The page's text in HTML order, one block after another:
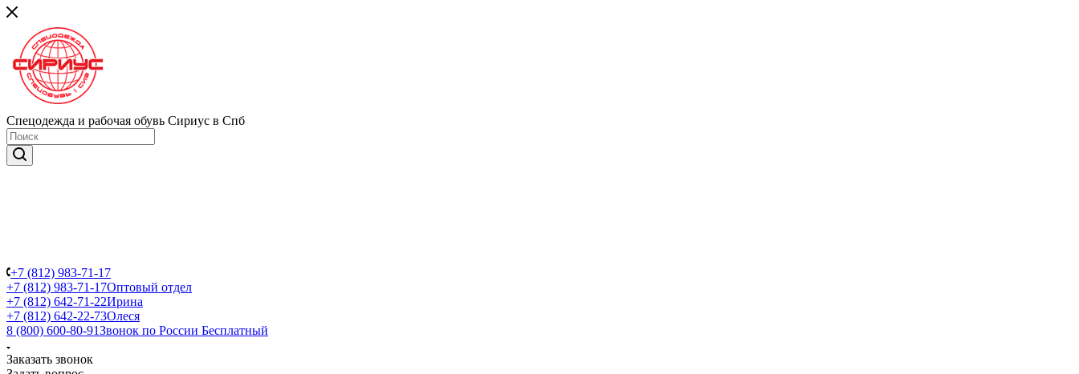
Спецодежда и рабочая обувь Сириус в Спб
+7 (812) 983-71-17
+7 (812) 983-71-17Оптовый отдел
+7 (812) 642-71-22Ирина
+7 (812) 642-22-73Олеся
8 (800) 600-80-91Звонок по России Бесплатный
Заказать звонок